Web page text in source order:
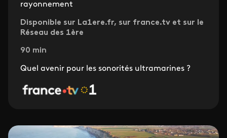
rayonnement
Disponible sur La1ere.fr, sur france.tv et sur le
Réseau des 1ère
90 min
Quel avenir pour les sonorités ultramarines ?